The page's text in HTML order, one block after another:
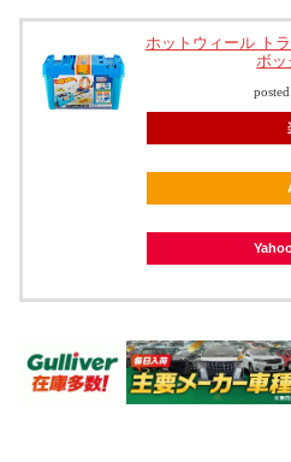
ホットウィール ト
ボ